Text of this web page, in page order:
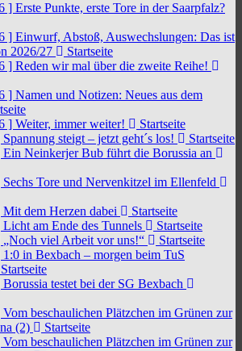
] Erste Punkte, erste Tore in der Saarpfalz?
] Einwurf, Abstoß, Auswechslungen: Das ist
2026/27
Startseite
] Reden wir mal über die zweite Reihe!
] Namen und Notizen: Neues aus dem
] Weiter, immer weiter!
Startseite
Spannung steigt – jetzt geht´s los!
Startseite
Ein Neinkerjer Bub führt die Borussia an
Sechs Tore und Nervenkitzel im Ellenfeld
Mit dem Herzen dabei
Startseite
Licht am Ende des Tunnels
Startseite
„Noch viel Arbeit vor uns!“
Startseite
1:0 in Bexbach – morgen beim TuS
Startseite
Borussia testet bei der SG Bexbach
Vom beschaulichen Plätzchen im Grünen zur
(2)
Startseite
Vom beschaulichen Plätzchen im Grünen zur